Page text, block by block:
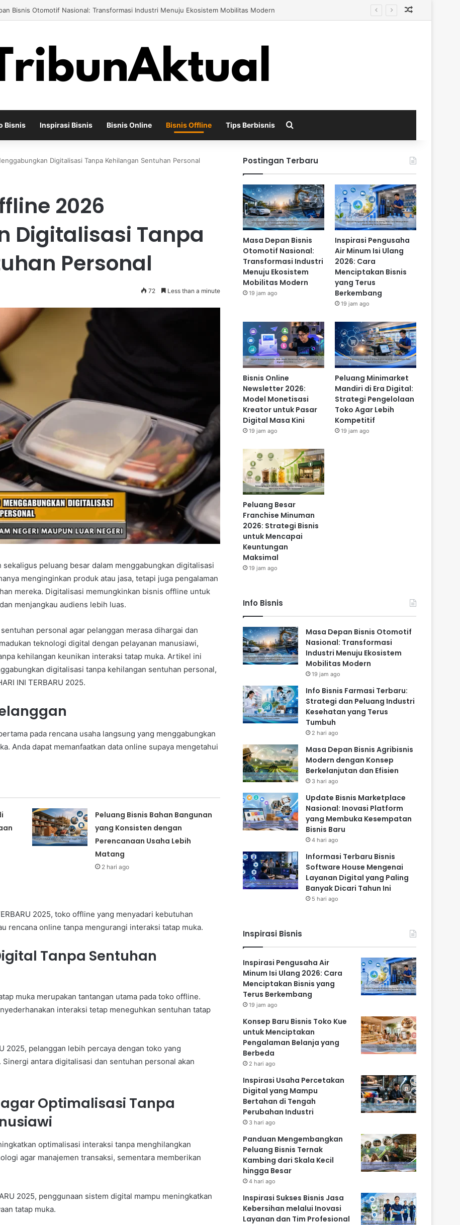
Air Minum Isi Ulang 2026: Cara Menciptakan Bisnis yang Terus Berkembang
Bisnis Inspirasi Bisnis Bisnis Online Bisnis Offline Tips Berbisnis Search for
Digitalisasi Tanpa Kehilangan Sentuhan Personal
2026
Digitalisasi Tanpa
Personal
72 Less than a minute
peluang besar dalam menggabungkan digitalisasi
menginginkan produk atau jasa, tetapi juga pengalaman
mereka. Digitalisasi memungkinkan bisnis offline untuk
menjangkau audiens lebih luas.
personal agar pelanggan merasa dihargai dan
teknologi digital dengan pelayanan manusiawi,
kehilangan keunikan interaksi tatap muka. Artikel ini
digitalisasi tanpa kehilangan sentuhan personal,
INI TERBARU 2025.
pada rencana usaha langsung yang menggabungkan
Anda dapat memanfaatkan data online supaya mengetahui
Peluang Bisnis Bahan Bangunan
yang Konsisten dengan
Perencanaan Usaha Lebih
Matang
2 hari ago
2025, toko offline yang menyadari kebutuhan
rencana online tanpa mengurangi interaksi tatap muka.
Tanpa Sentuhan
muka merupakan tantangan utama pada toko offline.
interaksi tetap meneguhkan sentuhan tatap
2025, pelanggan lebih percaya dengan toko yang
antara digitalisasi dan sentuhan personal akan
Optimalisasi Tanpa
optimalisasi interaksi tanpa menghilangkan
agar manajemen transaksi, sementara memberikan
2025, penggunaan sistem digital mampu meningkatkan
tatap muka.
Postingan Terbaru
Masa Depan Bisnis
Otomotif Nasional:
Transformasi Industri
Menuju Ekosistem
Mobilitas Modern
19 jam ago
Inspirasi Pengusaha
Air Minum Isi Ulang
2026: Cara
Menciptakan Bisnis
yang Terus
Berkembang
19 jam ago
Bisnis Online
Newsletter 2026:
Model Monetisasi
Kreator untuk Pasar
Digital Masa Kini
19 jam ago
Peluang Minimarket
Mandiri di Era Digital:
Strategi Pengelolaan
Toko Agar Lebih
Kompetitif
19 jam ago
Peluang Besar
Franchise Minuman
2026: Strategi Bisnis
untuk Mencapai
Keuntungan
Maksimal
19 jam ago
Info Bisnis
Masa Depan Bisnis Otomotif
Nasional: Transformasi
Industri Menuju Ekosistem
Mobilitas Modern
19 jam ago
Info Bisnis Farmasi Terbaru:
Strategi dan Peluang Industri
Kesehatan yang Terus
Tumbuh
2 hari ago
Masa Depan Bisnis Agribisnis
Modern dengan Konsep
Berkelanjutan dan Efisien
3 hari ago
Update Bisnis Marketplace
Nasional: Inovasi Platform
yang Membuka Kesempatan
Bisnis Baru
4 hari ago
Informasi Terbaru Bisnis
Software House Mengenai
Layanan Digital yang Paling
Banyak Dicari Tahun Ini
5 hari ago
Inspirasi Bisnis
Inspirasi Pengusaha Air
Minum Isi Ulang 2026: Cara
Menciptakan Bisnis yang
Terus Berkembang
19 jam ago
Konsep Baru Bisnis Toko Kue
untuk Menciptakan
Pengalaman Belanja yang
Berbeda
2 hari ago
Inspirasi Usaha Percetakan
Digital yang Mampu
Bertahan di Tengah
Perubahan Industri
3 hari ago
Panduan Mengembangkan
Peluang Bisnis Ternak
Kambing dari Skala Kecil
hingga Besar
4 hari ago
Inspirasi Sukses Bisnis Jasa
Kebersihan melalui Inovasi
Layanan dan Tim Profesional